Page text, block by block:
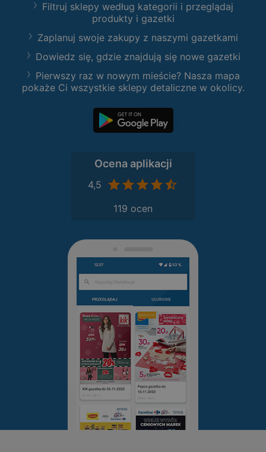
Filtruj sklepy według kategorii i przeglądaj
produkty i gazetki
Zaplanuj swoje zakupy z naszymi gazetkami
Dowiedz się, gdzie znajdują się nowe gazetki
Pierwszy raz w nowym mieście? Nasza mapa
pokaże Ci wszystkie sklepy detaliczne w okolicy.
Ocena aplikacji
4,5
119 ocen